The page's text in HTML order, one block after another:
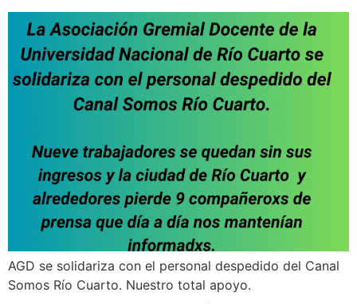
AGD se solidariza con el personal despedido del Canal
Somos Río Cuarto. Nuestro total apoyo.